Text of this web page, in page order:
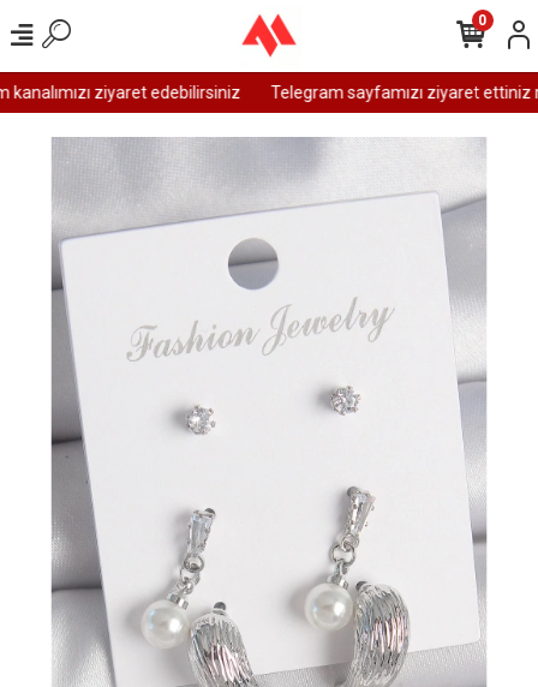
ziyaret edebilirsiniz Telegram sayfamızı ziyaret ettiniz
0